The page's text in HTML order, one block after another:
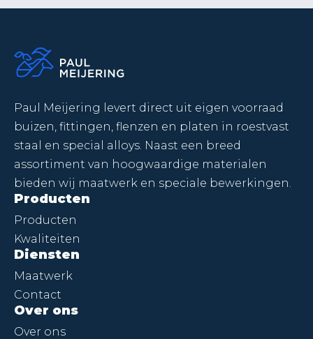
Paul Meijering levert direct uit eigen voorraad
buizen, fittingen, flenzen en platen in roestvast
staal en special alloys. Naast een breed
assortiment van hoogwaardige materialen
bieden wij maatwerk en speciale bewerkingen.
Producten
Producten
Kwaliteiten
Diensten
Maatwerk
Contact
Over ons
Over ons